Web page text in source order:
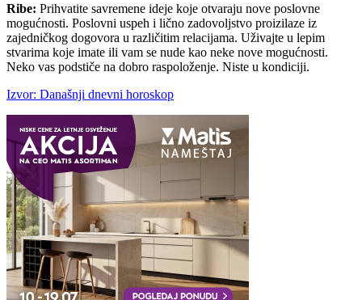
Ribe: Prihvatite savremene ideje koje otvaraju nove poslovne
mogućnosti. Poslovni uspeh i lično zadovoljstvo proizilaze iz
zajedničkog dogovora u različitim relacijama. Uživajte u lepim
stvarima koje imate ili vam se nude kao neke nove mogućnosti.
Neko vas podstiče na dobro raspoloženje. Niste u kondiciji.
Izvor: Današnji dnevni horoskop